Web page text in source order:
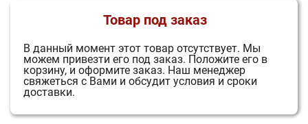
Товар под заказ
В данный момент этот товар отсутствует. Мы
можем привезти его под заказ. Положите его в
корзину, и оформите заказ. Наш менеджер
свяжеться с Вами и обсудит условия и сроки
доставки.